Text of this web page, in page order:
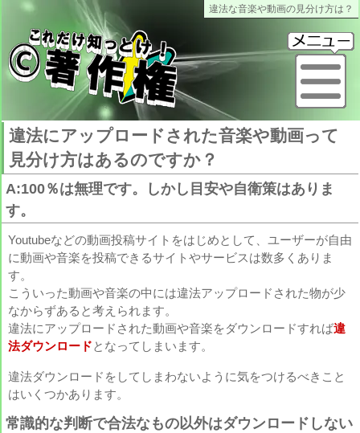
違法な音楽や動画の見分け方は？
これだけ知っとけ著作権
違法にアップロードされた音楽や動画って
見分け方はあるのですか？
A:100％は無理です。しかし目安や自衛策はありま
す。
Youtubeなどの動画投稿サイトをはじめとして、ユーザーが自由
に動画や音楽を投稿できるサイトやサービスは数多くありま
す。
こういった動画や音楽の中には違法アップロードされた物が少
なからずあると考えられます。
違法にアップロードされた動画や音楽をダウンロードすれば違
法ダウンロードとなってしまいます。
違法ダウンロードをしてしまわないように気をつけるべきこと
はいくつかあります。
常識的な判断で合法なもの以外はダウンロードしない